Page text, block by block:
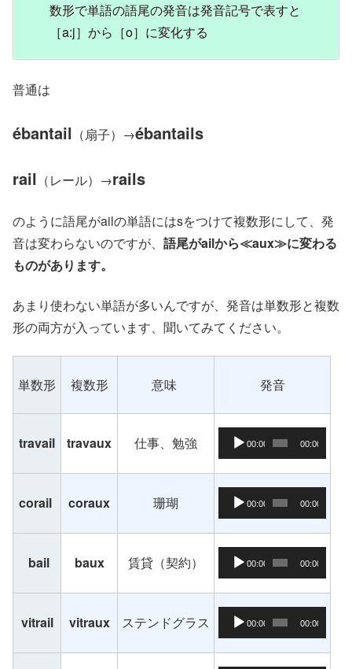
数形で単語の語尾の発音は発音記号で表すと
［a:j］から［o］に変化する
普通は
ébantail （扇子）→ébantails
rail （レール）→rails
のように語尾がailの単語にはsをつけて複数形にして、発
音は変わらないのですが、 語尾がailから≪aux≫に変わる
ものがあります。
あまり使わない単語が多いんですが、発音は単数形と複数
形の両方が入っています、聞いてみてください。
単数形 複数形 意味 発音
travail travaux 仕事、勉強 音声プレーヤー
00:00 00:00
corail coraux 珊瑚 音声プレーヤー
00:00 00:00
bail baux 賃貸（契約） 音声プレーヤー
00:00 00:00
vitrail vitraux ステンドグラス 音声プレーヤー
00:00 00:00